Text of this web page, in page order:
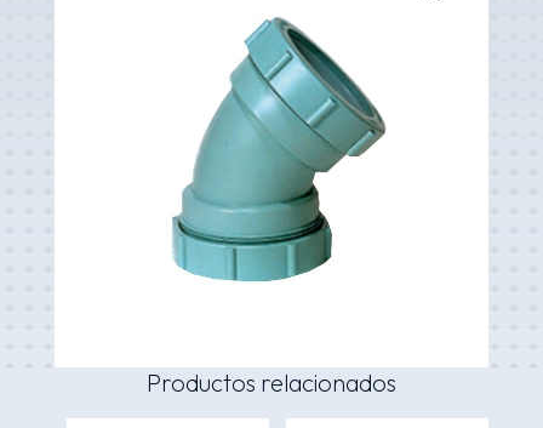
Productos relacionados